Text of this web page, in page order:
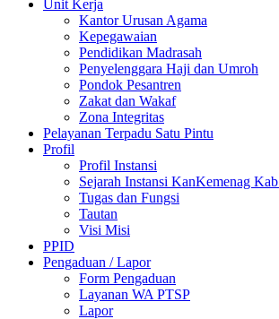
Unit Kerja
Kantor Urusan Agama
Kepegawaian
Pendidikan Madrasah
Penyelenggara Haji dan Umroh
Pondok Pesantren
Zakat dan Wakaf
Zona Integritas
Pelayanan Terpadu Satu Pintu
Profil
Profil Instansi
Sejarah Instansi KanKemenag
Tugas dan Fungsi
Tautan
Visi Misi
PPID
Pengaduan / Lapor
Form Pengaduan
Layanan WA PTSP
Lapor